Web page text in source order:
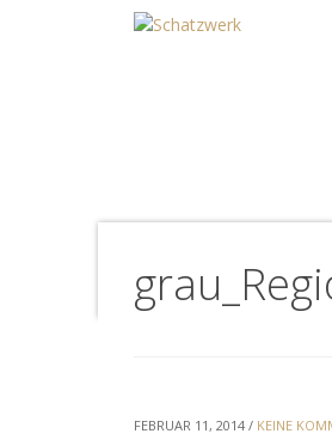
FEBRUAR 11, 2014 / KEINE